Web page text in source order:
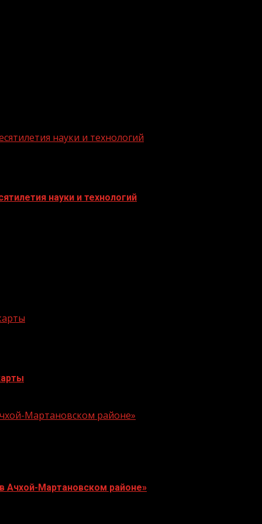
науки и технологий
науки и технологий
Мартановском районе»
Ачхой-Мартановском районе»